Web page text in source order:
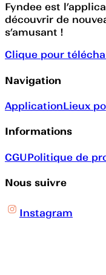
Fyndee est
découvrir de
s’amusant !
Clique pour
Navigation
ApplicationLieux
Informations
CGUPolitique de
Nous suivre
Instagram